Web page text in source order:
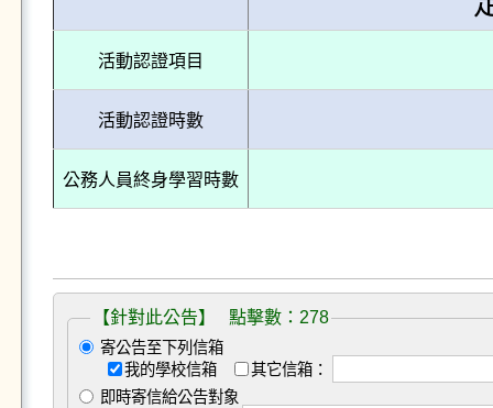
活動認證項目
活動認證時數
公務人員終身學習時數
【針對此公告】 點擊數：278
寄公告至下列信箱
我的學校信箱
其它信箱：
即時寄信給公告對象